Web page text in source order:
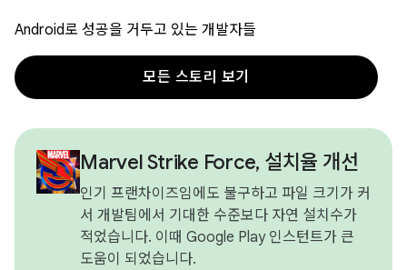
Android로 성공을 거두고 있는 개발자들
모든 스토리 보기
Marvel Strike Force, 설치율 개선
인기 프랜차이즈임에도 불구하고 파일 크기가 커
서 개발팀에서 기대한 수준보다 자연 설치수가
적었습니다. 이때 Google Play 인스턴트가 큰
도움이 되었습니다.